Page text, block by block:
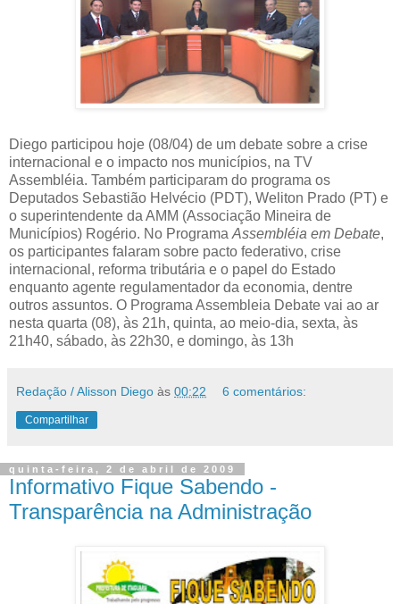
Diego participou hoje (08/04) de um debate sobre a crise
internacional e o impacto nos municípios, na TV
Assembléia. Também participaram do programa os
Deputados Sebastião Helvécio (PDT), Weliton Prado (PT) e
o superintendente da AMM (Associação Mineira de
Municípios) Rogério. No Programa Assembléia em Debate,
os participantes falaram sobre pacto federativo, crise
internacional, reforma tributária e o papel do Estado
enquanto agente regulamentador da economia, dentre
outros assuntos. O Programa Assembleia Debate vai ao ar
nesta quarta (08), às 21h, quinta, ao meio-dia, sexta, às
21h40, sábado, às 22h30, e domingo, às 13h
Redação / Alisson Diego às 00:22 6 comentários:
Compartilhar
quinta-feira, 2 de abril de 2009
Informativo Fique Sabendo -
Transparência na Administração